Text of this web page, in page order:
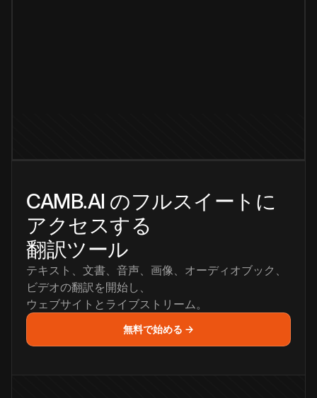
CAMB.AI のフルスイートに
アクセスする
翻訳ツール
テキスト、文書、音声、画像、オーディオブック、
ビデオの翻訳を開始し、
ウェブサイトとライブストリーム。
無料で始める →